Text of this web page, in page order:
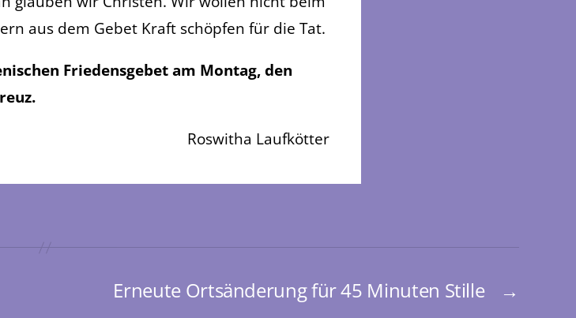
aus dem Gebet Kraft schöpfen für die Tat.
Friedensgebet am Montag, den
Roswitha Laufkötter
→
Erneute Ortsänderung für 45 Minuten Stille